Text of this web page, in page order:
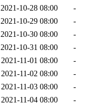
2021-10-28 08:00
-
2021-10-29 08:00
-
2021-10-30 08:00
-
2021-10-31 08:00
-
2021-11-01 08:00
-
2021-11-02 08:00
-
2021-11-03 08:00
-
2021-11-04 08:00
-